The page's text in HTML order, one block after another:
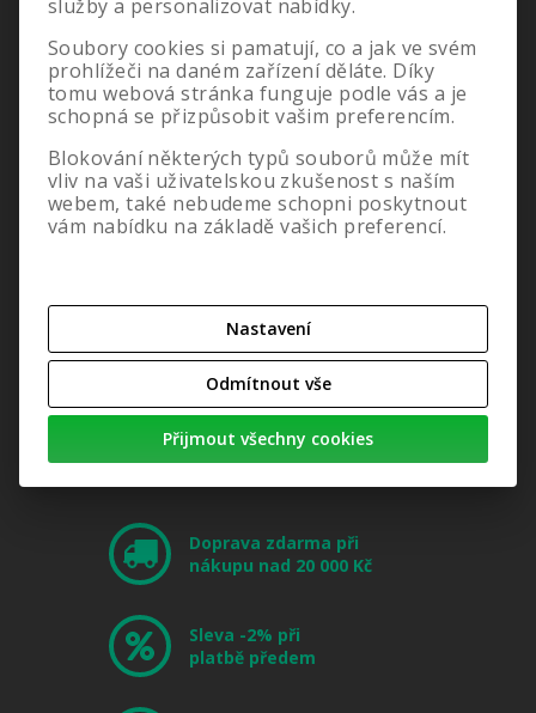
Nastavení cookies
Doprava zdarma při
nákupu nad 20 000 Kč
Sleva -2% při
platbě předem
služby a personalizovat nabídky.
Soubory cookies si pamatují, co a jak ve svém
prohlížeči na daném zařízení děláte. Díky
tomu webová stránka funguje podle vás a je
schopná se přizpůsobit vašim preferencím.
Blokování některých typů souborů může mít
vliv na vaši uživatelskou zkušenost s naším
webem, také nebudeme schopni poskytnout
vám nabídku na základě vašich preferencí.
Nastavení
Odmítnout vše
Přijmout všechny cookies